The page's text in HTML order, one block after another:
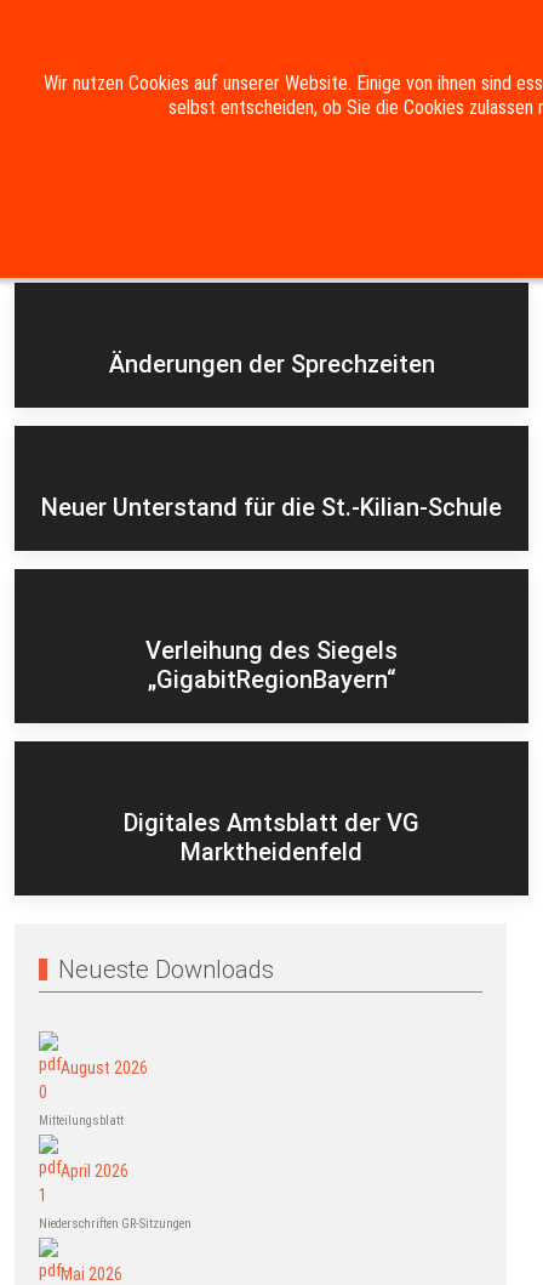
Impressum Datenschutzerklärung
Änderungen der Sprechzeiten
Neuer Unterstand für die St.-Kilian-Schule
Verleihung des Siegels
„GigabitRegionBayern“
Digitales Amtsblatt der VG
Marktheidenfeld
Neueste Downloads
August 2026
Mitteilungsblatt
April 2026
Niederschriften GR-Sitzungen
Mai 2026
Wir nutzen Cookies auf unserer Website. Einige von ihnen sind
selbst entscheiden, ob Sie die Cookies